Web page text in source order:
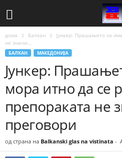
дома Балкан
Јункер: Прашањето за
не значи...
БАЛКАН МАКЕДОНИЈА
Јункер:
мора итно да се
препораката не
преговори
од страна на Balkanski glas na vistinata -